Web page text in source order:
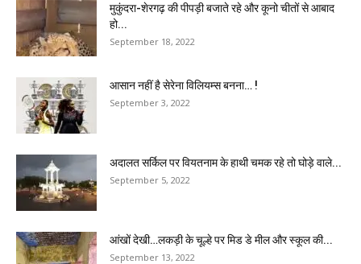
मुकुंदरा-शेरगढ़ की पीपड़ी बजाते रहे और कूनो चीतों से आबाद
हो...
September 18, 2022
आसान नहीं है सेरेना विलियम्स बनना… !
September 3, 2022
अदालत सर्किल पर वियतनाम के हाथी चमक रहे तो घोड़े वाले...
September 5, 2022
आंखों देखी…लकड़ी के चूल्हे पर मिड डे मील और स्कूल की...
September 13, 2022